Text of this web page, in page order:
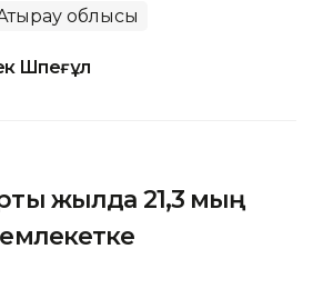
облысы
Шөпеғұл
жылда 21,3 мың